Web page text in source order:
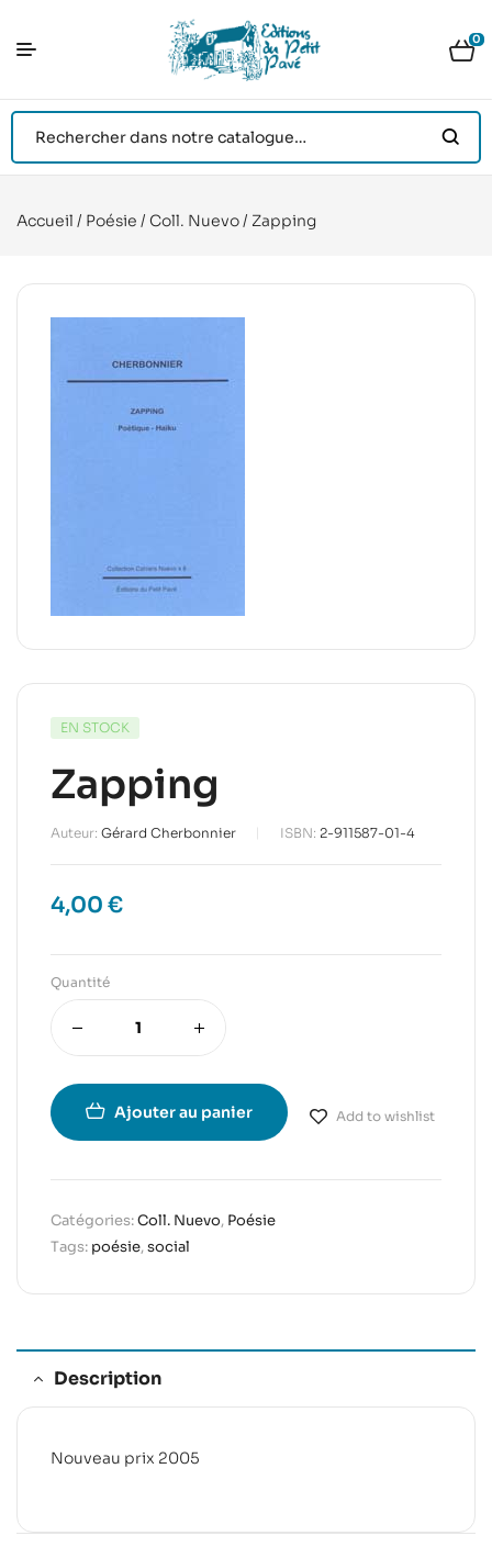
0
Accueil / Poésie / Coll. Nuevo/ Zapping
EN STOCK
Zapping
Auteur: Gérard Cherbonnier ISBN: 2-911587-01-4
4,00 €
Quantité
Ajouter au panier Add to wishlist
Catégories:Coll. Nuevo, Poésie
Tags: poésie,social
Description
Nouveau prix 2005